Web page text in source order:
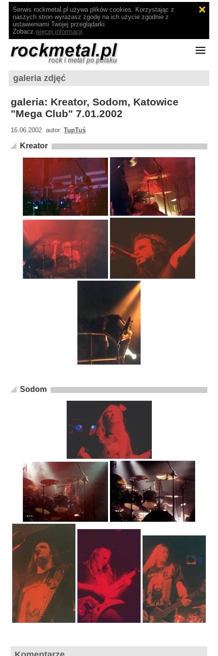
Serwis rockmetal.pl używa plików cookies. Korzystając z
naszych stron wyrażasz zgodę na ich użycie zgodnie z
ustawieniami Twojej przeglądarki.
Zobacz więcej informacji.
galeria zdjęć
galeria: Kreator, Sodom, Katowice
"Mega Club" 7.01.2002
16.06.2002 autor:TupTuś
Kreator
Sodom